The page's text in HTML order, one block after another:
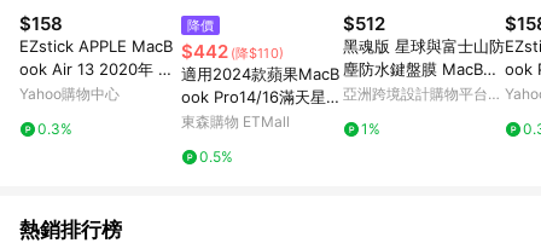
面，方享導購資格。
$158
EZstick APPLE MacB
ook Air 13 2020年 A2
179 專用 觸控版 保護
Yahoo購物中心
0.3%
降價
$442 (降$110)
適用2024款蘋果MacB
ook Pro14/16滿天星保
護殼A3113 M3電腦套
殼A2780全包15磨砂殼
東森購物 ETMall
0.5%
$512
黑魂版 星球與富士山防
塵防水鍵盤膜 MacBoo
k / iPad
亞洲跨境設計購物平台
1%
ook
熱銷排行榜